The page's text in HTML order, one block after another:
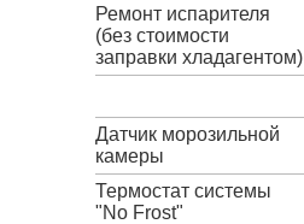
Ремонт испарителя
(без стоимости
заправки хладагентом)
Датчик морозильной
камеры
Термостат системы
"No Frost"